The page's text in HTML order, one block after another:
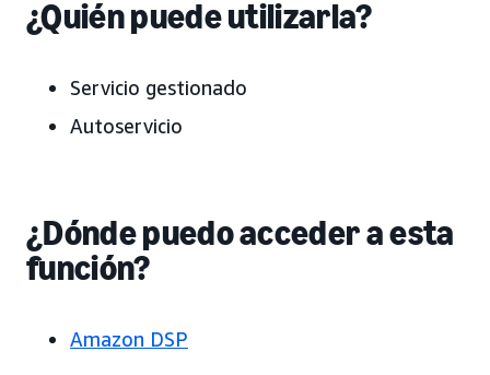
¿Quién puede utilizarla?
Servicio gestionado
Autoservicio
¿Dónde puedo acceder a esta
función?
Amazon DSP